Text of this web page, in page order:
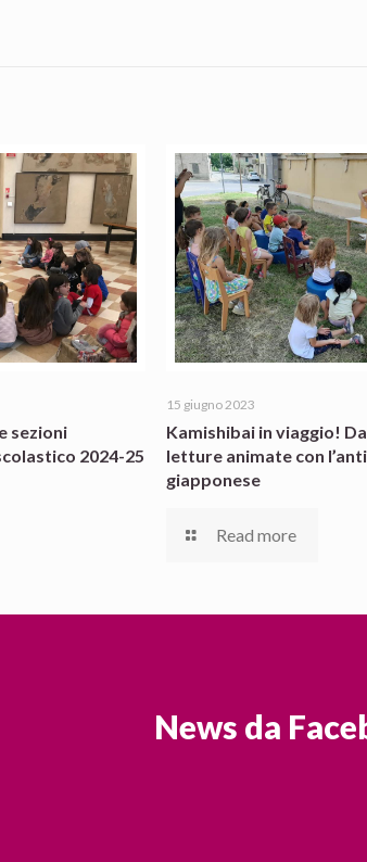
sezioni
2024-25
15 giugno 2023
Kamishibai in viaggio!
letture animate con
giapponese
Read more
News da